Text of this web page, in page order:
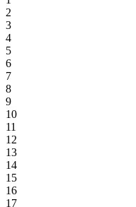
2
3
4
5
6
7
8
9
10
11
12
13
14
15
16
17